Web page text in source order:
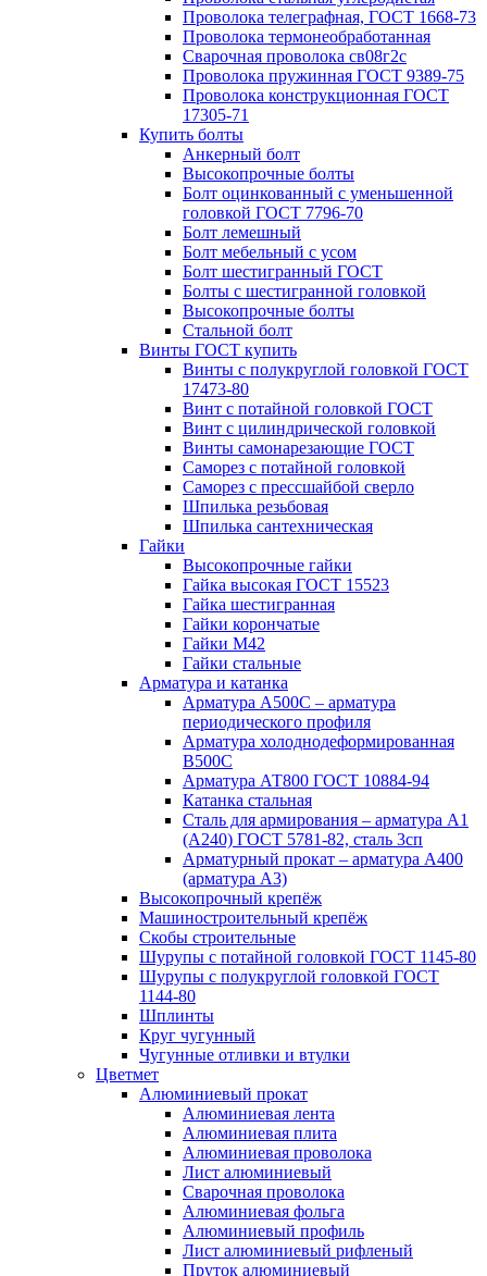
Проволока телеграфная, ГОСТ 1668-73
Проволока термонеобработанная
Сварочная проволока св08г2с
Проволока пружинная ГОСТ 9389-75
Проволока конструкционная ГОСТ
17305-71
Купить болты
Анкерный болт
Высокопрочные болты
Болт оцинкованный с уменьшенной
головкой ГОСТ 7796-70
Болт лемешный
Болт мебельный с усом
Болт шестигранный ГОСТ
Болты с шестигранной головкой
Высокопрочные болты
Стальной болт
Винты ГОСТ купить
Винты с полукруглой головкой ГОСТ
17473-80
Винт с потайной головкой ГОСТ
Винт с цилиндрической головкой
Винты самонарезающие ГОСТ
Саморез с потайной головкой
Саморез с прессшайбой сверло
Шпилька резьбовая
Шпилька сантехническая
Гайки
Высокопрочные гайки
Гайка высокая ГОСТ 15523
Гайка шестигранная
Гайки корончатые
Гайки М42
Гайки стальные
Арматура и катанка
Арматура А500С – арматура
периодического профиля
Арматура холоднодеформированная
В500С
Арматура АТ800 ГОСТ 10884-94
Катанка стальная
Сталь для армирования – арматура А1
(А240) ГОСТ 5781-82, сталь 3сп
Арматурный прокат – арматура А400
(арматура А3)
Высокопрочный крепёж
Машиностроительный крепёж
Скобы строительные
Шурупы с потайной головкой ГОСТ 1145-80
Шурупы с полукруглой головкой ГОСТ
1144-80
Шплинты
Круг чугунный
Чугунные отливки и втулки
Цветмет
Алюминиевый прокат
Алюминиевая лента
Алюминиевая плита
Алюминиевая проволока
Лист алюминиевый
Сварочная проволока
Алюминиевая фольга
Алюминиевый профиль
Лист алюминиевый рифленый
Пруток алюминиевый